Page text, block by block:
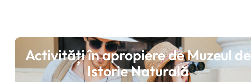
Activități în apropiere de Muzeul de
Istorie Naturală